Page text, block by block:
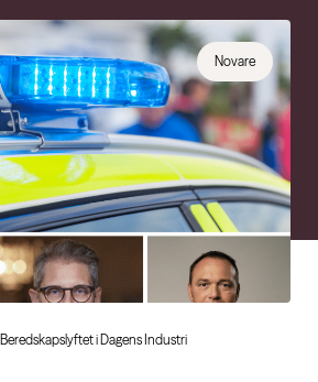
Novare
Beredskapslyftet i Dagens Industri